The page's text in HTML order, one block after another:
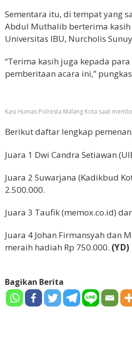
Sementara itu, di tempat yang
Abdul Muthalib berterima kasih
Universitas IBU, Nurcholis
“Terima kasih juga kepada
pemberitaan acara ini,”
Kasi Humas Polresta Malang Kota saat
Berikut daftar lengkap
Juara 1 Dwi Candra Setiawan
Juara 2 Suwarjana (Kadikbud
2.500.000.
Juara 3 Taufik (memox.co.id)
Juara 4 Johan Firmansyah dan
meraih hadiah Rp 750.000. (YD)
Bagikan Berita